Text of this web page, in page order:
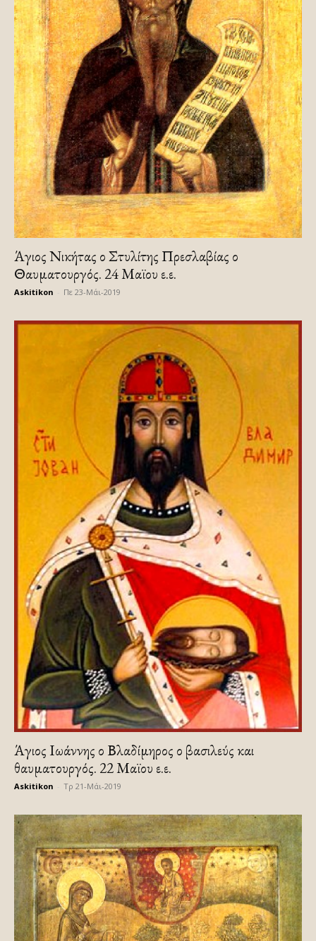
Άγιος Νικήτας ο Στυλίτης Πρεσλαβίας ο
Θαυματουργός. 24 Μαϊου ε.ε.
Askitikon Πε 23-Μάι-2019
Άγιος Ιωάννης ο Βλαδίμηρος ο βασιλεύς και
θαυματουργός. 22 Μαϊου ε.ε.
Askitikon Τρ 21-Μάι-2019